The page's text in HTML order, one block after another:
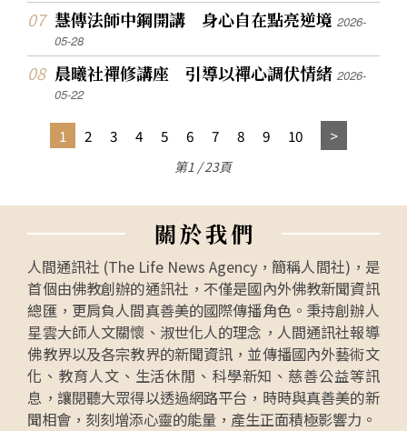
慧傳法師中鋼開講 身心自在點亮逆境2026-
05-28
晨曦社禪修講座 引導以禪心調伏情緒2026-
05-22
1 2 3 4 5 6 7 8 9 10
第1 / 23頁
關於我們
人間通訊社 (The Life News Agency，簡稱人間社)，是
首個由佛教創辦的通訊社，不僅是國內外佛教新聞資訊
總匯，更肩負人間真善美的國際傳播角色。秉持創辦人
星雲大師人文關懷、淑世化人的理念，人間通訊社報導
佛教界以及各宗教界的新聞資訊，並傳播國內外藝術文
化、教育人文、生活休閒、科學新知、慈善公益等訊
息，讓閱聽大眾得以透過網路平台，時時與真善美的新
聞相會，刻刻增添心靈的能量，產生正面積極影響力。